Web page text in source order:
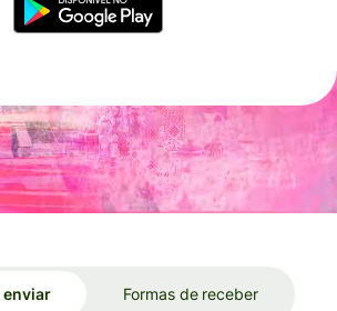
enviar Formas de receber